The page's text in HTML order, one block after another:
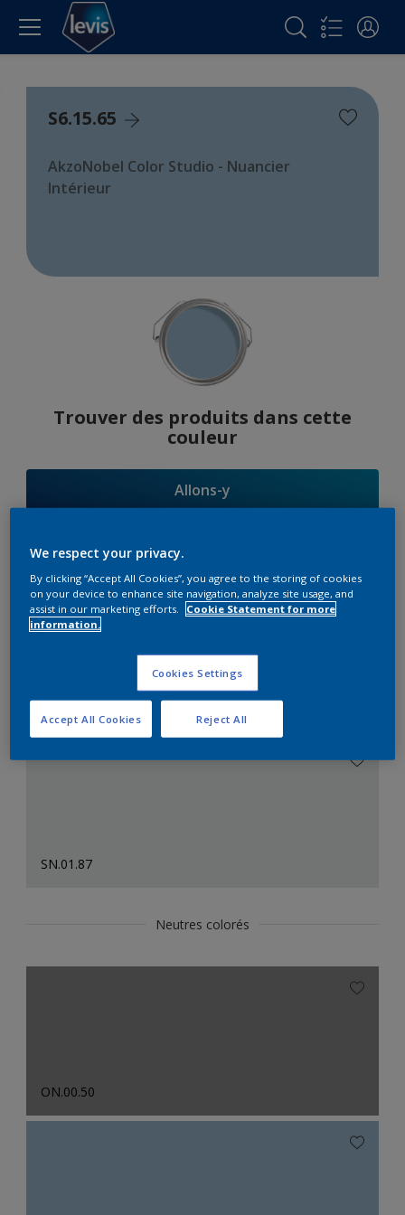
S6.15.65
AkzoNobel Color Studio - Nuancier
Intérieur
Trouver des produits dans cette
couleur
Allons-y
Suggestions
d'Harmonies
Le Blanc Parfait
SN.01.87
Neutres colorés
ON.00.50
We respect your privacy.
By clicking “Accept All Cookies”, you agree to the storing of cookies
on your device to enhance site navigation, analyze site usage, and
assist in our marketing efforts.
Cookie Statement for more
information.
Cookies Settings
Reject All
Accept All Cookies